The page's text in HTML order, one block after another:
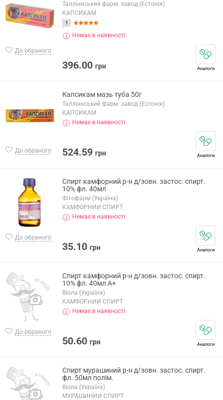
До обраного
Талліннський фарм. завод (Естонія)
КАПСИКАМ
1
Немає в наявності
396.00 грн Аналоги
До обраного
Капсикам мазь туба 50г
Талліннський фарм. завод (Естонія)
КАПСИКАМ
Немає в наявності
524.59 грн Аналоги
До обраного
Спирт камфорний р-н д/зовн. застос. спирт.
10% фл. 40мл
Фітофарм (Україна)
КАМФОРНИЙ СПИРТ
Немає в наявності
35.10 грн Аналоги
До обраного
Спирт камфорний р-н д/зовн. застос. спирт.
10% фл. 40мл А+
Віола (Україна)
КАМФОРНИЙ СПИРТ
Немає в наявності
50.60 грн Аналоги
Спирт мурашиний р-н д/зовн. застос. спирт.
фл. 50мл полім.
Віола (Україна)
МУРАШИНИЙ СПИРТ